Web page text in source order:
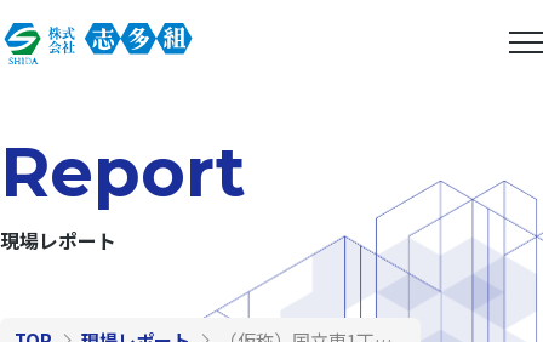
Report
現場レポート